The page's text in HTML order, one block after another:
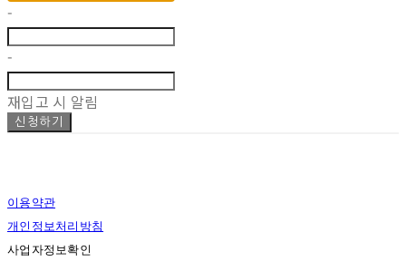
-
-
재입고 시 알림
신청하기
이용약관
개인정보처리방침
사업자정보확인